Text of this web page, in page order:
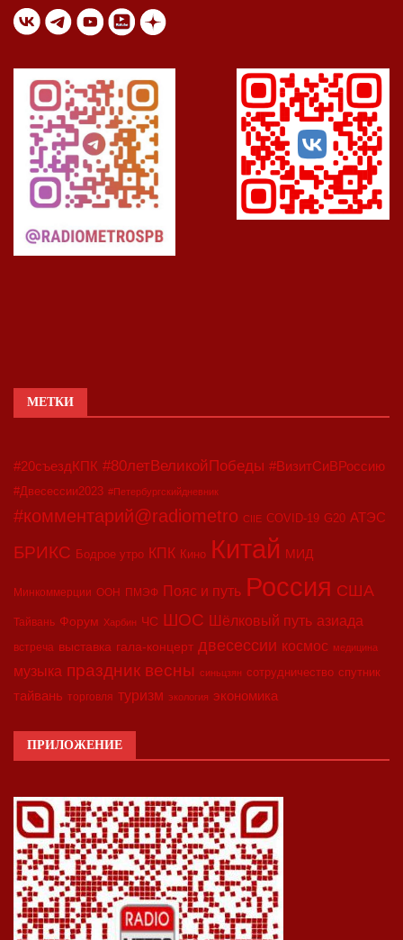
МЕТКИ
#20съездКПК #80летВеликойПобеды #ВизитСиВРоссию
#Двесессии2023 #Петербургскийдневник
#комментарий@radiometro CIIE COVID-19 G20 АТЭС
БРИКС Бодрое утро КПК Кино Китай МИД
Минкоммерции ООН ПМЭФ Пояс и путь Россия США
Тайвань Форум Харбин ЧС ШОС Шёлковый путь азиада
встреча выставка гала-концерт двесессии космос медицина
музыка праздник весны синьцзян сотрудничество спутник
тайвань торговля туризм экология экономика
ПРИЛОЖЕНИЕ